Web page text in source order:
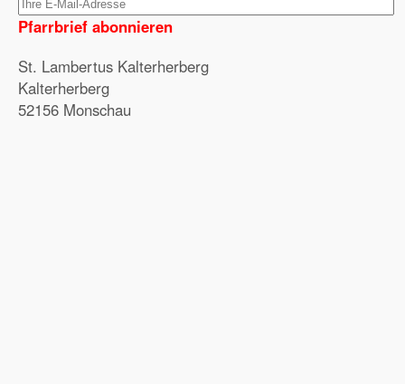
Pfarrbrief abonnieren
St. Lambertus Kalterherberg
Kalterherberg
52156 Monschau